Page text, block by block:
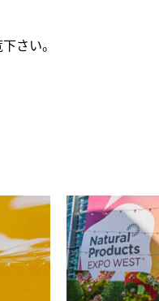
さい。